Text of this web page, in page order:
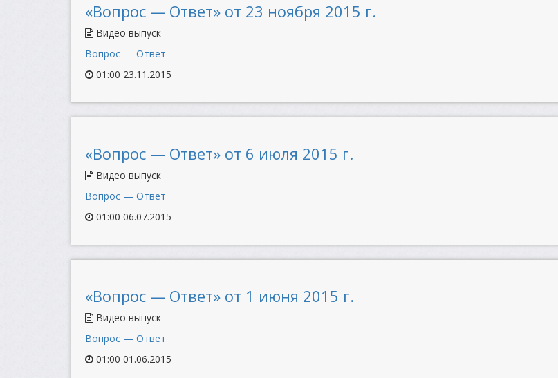
«Вопрос — Ответ» от 23 ноября 2015 г.
Видео выпуск
Вопрос — Ответ
01:00 23.11.2015
«Вопрос — Ответ» от 6 июля 2015 г.
Видео выпуск
Вопрос — Ответ
01:00 06.07.2015
«Вопрос — Ответ» от 1 июня 2015 г.
Видео выпуск
Вопрос — Ответ
01:00 01.06.2015